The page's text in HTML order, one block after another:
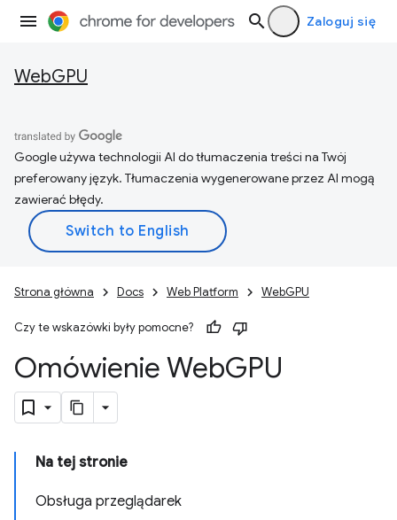
Zaloguj się
WebGPU
Google używa technologii AI do tłumaczenia treści na Twój
preferowany język. Tłumaczenia wygenerowane przez AI mogą
zawierać błędy.
Strona główna Docs Web Platform WebGPU
Czy te wskazówki były pomocne?
Omówienie WebGPU
Na tej stronie
Obsługa przeglądarek